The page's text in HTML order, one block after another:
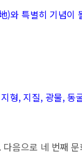
)와 특별히 기념이
형, 지질, 광물, 동
음으로 네 번째